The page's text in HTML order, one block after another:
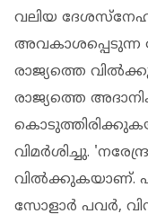
വലിയ
അവകാശപ്പെടുന്ന
രാജ്യത്തെ
രാജ്യത്തെ
വിമര്‍ശിച്ചു.
വില്‍ക്കുകയാണ്.
സോളാര്‍ പവര്‍,